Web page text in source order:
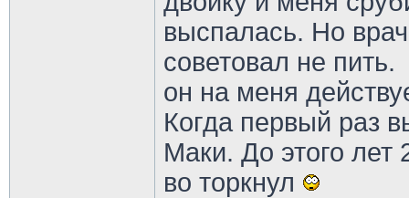
выспалась. Но
советовал не пить.
он на меня
Когда первый раз
Маки. До этого лет
во торкнул